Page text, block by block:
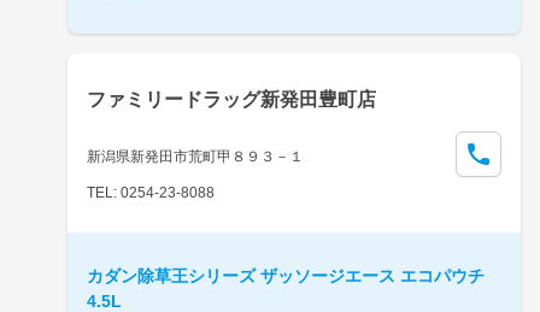
ファミリードラッグ新発田豊町店
新潟県新発田市荒町甲８９３－１
TEL: 0254-23-8088
カダン除草王シリーズ ザッソージエース エコパウチ
4.5L